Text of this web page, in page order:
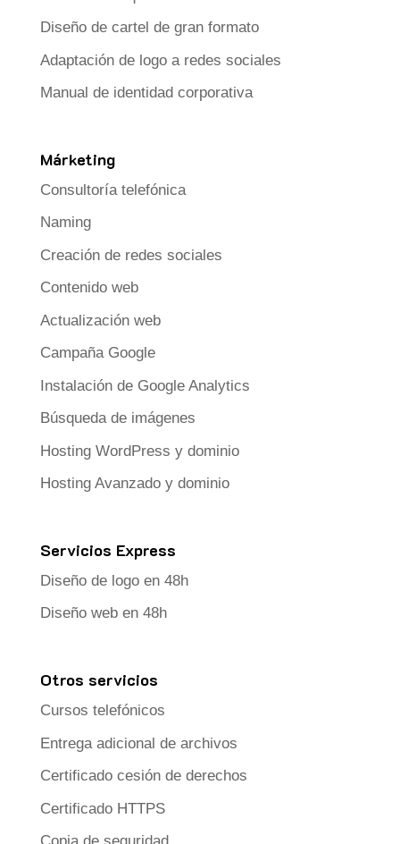
Diseño de cartel de gran formato
Adaptación de logo a redes sociales
Manual de identidad corporativa
Márketing
Consultoría telefónica
Naming
Creación de redes sociales
Contenido web
Actualización web
Campaña Google
Instalación de Google Analytics
Búsqueda de imágenes
Hosting WordPress y dominio
Hosting Avanzado y dominio
Servicios Express
Diseño de logo en 48h
Diseño web en 48h
Otros servicios
Cursos telefónicos
Entrega adicional de archivos
Certificado cesión de derechos
Certificado HTTPS